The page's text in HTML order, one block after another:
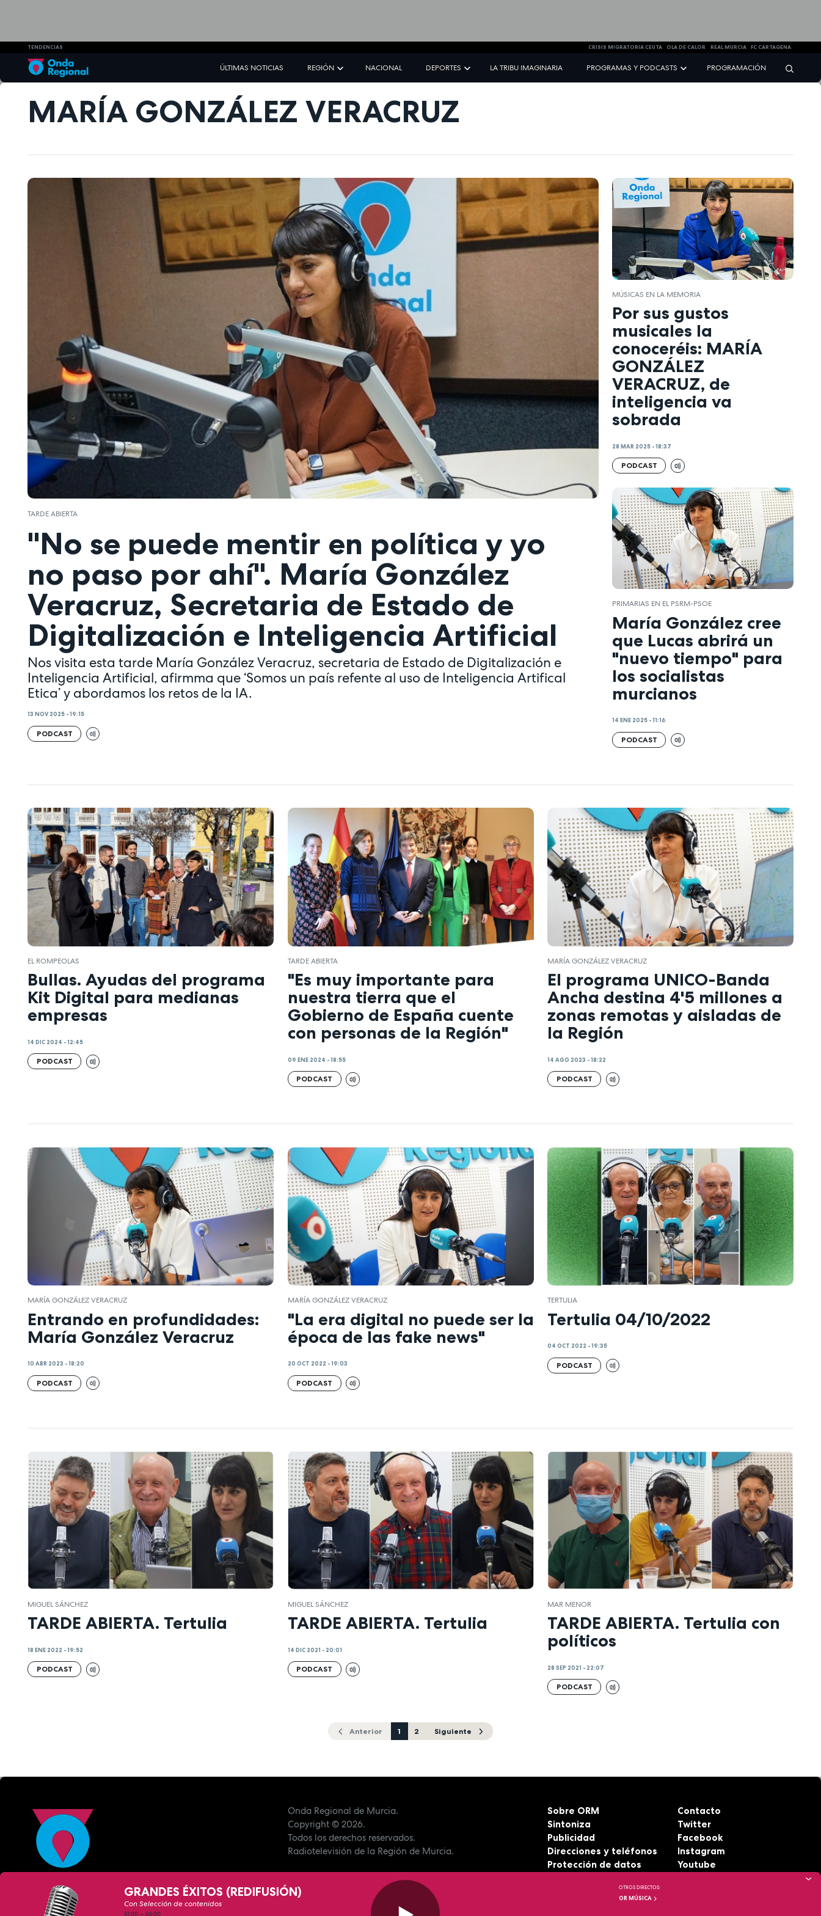
TENDENCIAS CRISIS MIGRATORIA CEUTA OLA DE CALOR REAL MURCIA FC CARTAGENA
ÚLTIMAS NOTICIAS REGIÓN NACIONAL DEPORTES LA TRIBU IMAGINARIA PROGRAMAS Y PODCASTS PROGRAMACIÓN
MARÍA GONZÁLEZ VERACRUZ
TARDE ABIERTA
"No se puede mentir en política y yo
no paso por ahí". María González
Veracruz, Secretaria de Estado de
Digitalización e Inteligencia Artificial
Nos visita esta tarde María González Veracruz, secretaria de Estado de Digitalización e
Inteligencia Artificial, afirmma que ‘Somos un país refente al uso de Inteligencia Artifical
Etica’ y abordamos los retos de la IA.
13 NOV 2025 - 19:15
PODCAST
MÚSICAS EN LA MEMORIA
Por sus gustos
musicales la
conoceréis: MARÍA
GONZÁLEZ
VERACRUZ, de
inteligencia va
sobrada
28 MAR 2025 - 18:37
PODCAST
PRIMARIAS EN EL PSRM-PSOE
María González cree
que Lucas abrirá un
"nuevo tiempo" para
los socialistas
murcianos
14 ENE 2025 - 11:16
PODCAST
EL ROMPEOLAS
Bullas. Ayudas del programa
Kit Digital para medianas
empresas
14 DIC 2024 - 12:45
PODCAST
TARDE ABIERTA
"Es muy importante para
nuestra tierra que el
Gobierno de España cuente
con personas de la Región"
09 ENE 2024 - 18:55
PODCAST
MARÍA GONZÁLEZ VERACRUZ
El programa UNICO-Banda
Ancha destina 4'5 millones a
zonas remotas y aisladas de
la Región
14 AGO 2023 - 18:22
PODCAST
MARÍA GONZÁLEZ VERACRUZ
Entrando en profundidades:
María González Veracruz
10 ABR 2023 - 18:20
PODCAST
MARÍA GONZÁLEZ VERACRUZ
"La era digital no puede ser la
época de las fake news"
20 OCT 2022 - 19:03
PODCAST
TERTULIA
Tertulia 04/10/2022
04 OCT 2022 - 19:35
PODCAST
MIGUEL SÁNCHEZ
TARDE ABIERTA. Tertulia
18 ENE 2022 - 19:52
PODCAST
MIGUEL SÁNCHEZ
TARDE ABIERTA. Tertulia
14 DIC 2021 - 20:01
PODCAST
MAR MENOR
TARDE ABIERTA. Tertulia con
políticos
28 SEP 2021 - 22:07
PODCAST
Anterior 1 2 Siguiente
Onda Regional de Murcia.
Copyright© 2026.
Todos los derechos reservados.
Radiotelevisión de la Región de Murcia.
Sobre ORM
Sintoniza
Publicidad
Direcciones y teléfonos
Protección de datos
Contacto
Twitter
Facebook
Instagram
Youtube
GRANDES ÉXITOS (REDIFUSIÓN)
Con Selección de contenidos
01:00—06:00
OTROS DIRECTOS:
OR MÚSICA